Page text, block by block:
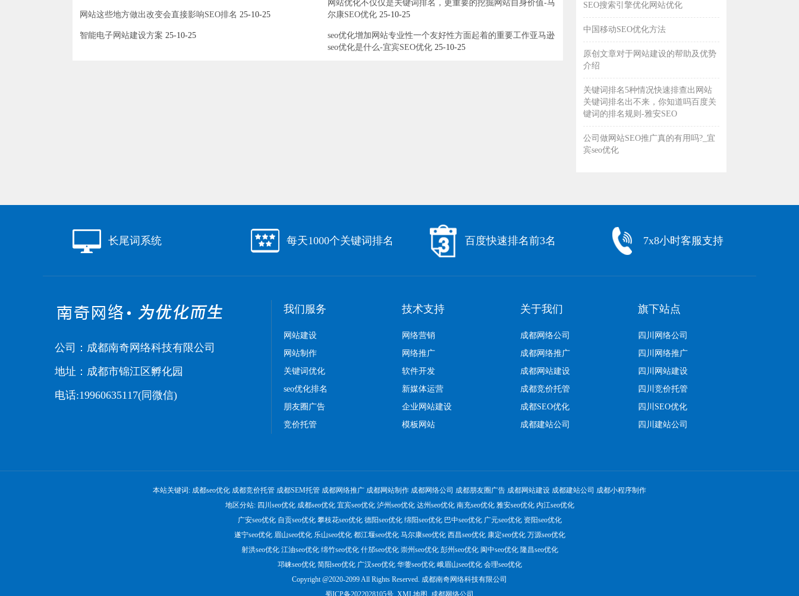
网站这些地方做出改变会直接影响SEO排名 25-10-25
智能电子网站建设方案 25-10-25
网站优化不仅仅是关键词排名，更重要的挖掘网站自身价值-马
尔康SEO优化25-10-25
seo优化增加网站专业性一个友好性方面起着的重要工作亚马逊
seo优化是什么-宜宾SEO优化25-10-25
SEO搜索引擎优化网站优化
中国移动SEO优化方法
原创文章对于网站建设的帮助及优势
介绍
关键词排名5种情况快速排查出网站
关键词排名出不来，你知道吗百度关
键词的排名规则-雅安SEO
公司做网站SEO推广真的有用吗?_宜
宾seo优化
长尾词系统 每天1000个关键词排名 百度快速排名前3名 7x8小时客服支持
公司：成都南奇网络科技有限公司
地址：成都市锦江区孵化园
电话:19960635117(同微信)
我们服务
网站建设
网站制作
关键词优化
seo优化排名
朋友圈广告
竞价托管
技术支持
网络营销
网络推广
软件开发
新媒体运营
企业网站建设
模板网站
关于我们
成都网络公司
成都网络推广
成都网站建设
成都竞价托管
成都SEO优化
成都建站公司
旗下站点
四川网络公司
四川网络推广
四川网站建设
四川竞价托管
四川SEO优化
四川建站公司
本站关键词: 成都seo优化 成都竞价托管 成都SEM托管 成都网络推广 成都网站制作 成都网络公司 成都朋友圈广告 成都网站建设 成都建站公司 成都小程序制作
地区分站: 四川seo优化 成都seo优化 宜宾seo优化 泸州seo优化 达州seo优化 南充seo优化 雅安seo优化 内江seo优化
广安seo优化 自贡seo优化 攀枝花seo优化 德阳seo优化 绵阳seo优化 巴中seo优化 广元seo优化 资阳seo优化
遂宁seo优化 眉山seo优化 乐山seo优化 都江堰seo优化 马尔康seo优化 西昌seo优化 康定seo优化 万源seo优化
射洪seo优化 江油seo优化 绵竹seo优化 什邡seo优化 崇州seo优化 彭州seo优化 阆中seo优化 隆昌seo优化
邛崃seo优化 简阳seo优化 广汉seo优化 华蓥seo优化 峨眉山seo优化 会理seo优化
Copyright @2020-2099 All Rights Reserved. 成都南奇网络科技有限公司
蜀ICP备2022028105号 XML地图 成都网络公司